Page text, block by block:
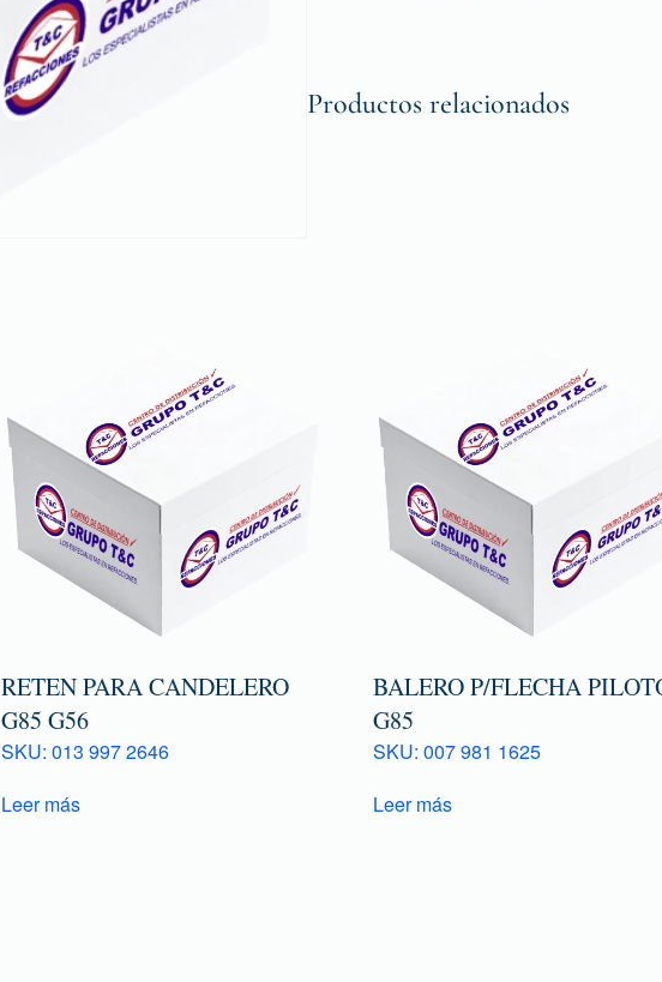
Productos relacionados
RETEN PARA CANDELERO
G85 G56
SKU: 013 997 2646
Leer más
BALERO P/FLECHA
G85
SKU: 007 981 1625
Leer más